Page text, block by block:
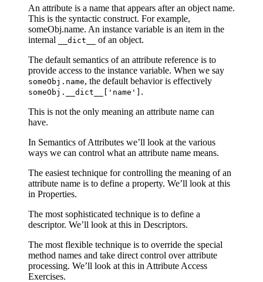
An attribute is a name that appears after an object name.
This is the syntactic construct. For example,
someObj.name. An instance variable is an item in the
internal
__dict__
of an object.
The default semantics of an attribute reference is to
provide access to the instance variable. When we say
someObj.name, the default behavior is effectively
someObj.__dict__['name'] .
This is not the only meaning an attribute name can
have.
In Semantics of Attributes we’ll look at the various
ways we can control what an attribute name means.
The easiest technique for controlling the meaning of an
attribute name is to define a property. We’ll look at this
in Properties.
The most sophisticated technique is to define a
descriptor. We’ll look at this in Descriptors.
The most flexible technique is to override the special
method names and take direct control over attribute
processing. We’ll look at this in Attribute Access
Exercises.